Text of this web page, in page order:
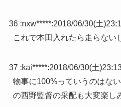
36 :nxw*****:2018/06/30(土
これで本田入れたら走らない
37 :kai*****:2018/06/30(土
物事に100%っていうのはな
の西野監督の采配も大変楽し